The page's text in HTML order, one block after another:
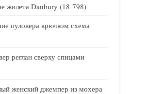
жилета Danbury (18 798)
пуловера крючком схема
реглан сверху спицами
женский джемпер из мохера